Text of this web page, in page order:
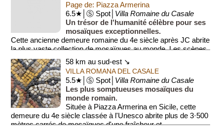
Page de: Piazza Armerina
6.5★│Ⓢ Spot│ Villa Romaine du Casale
Un trésor de l'humanité célèbre pour ses
mosaïques exceptionnelles.
Cette ancienne demeure romaine du 4e siècle après JC abrite
la plus vaste collection de mosaïques au monde. Les scènes
de cha...
58 km au sud-est ↘
VILLA ROMANA DEL CASALE
5.5★│Ⓢ Spot│ Villa Romaine du Casale
Les plus somptueuses mosaïques du
monde romain.
Située à Piazza Armerina en Sicile, cette
demeure du 4e siècle classée à l'Unesco abrite plus de 3·500
mètres carrés de mosaïques d'une fraîcheur et ...